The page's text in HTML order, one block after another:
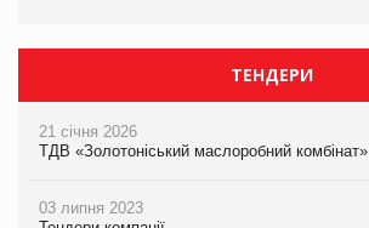
ТЕНДЕРИ
21 січня 2026
ТДВ «Золотоніський маслоробний комбінат»
03 липня 2023